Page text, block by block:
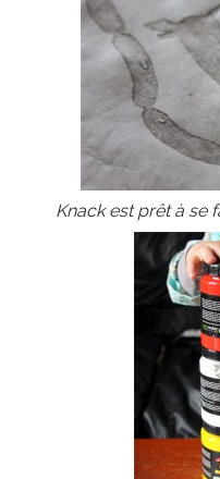
Knack est prêt à se